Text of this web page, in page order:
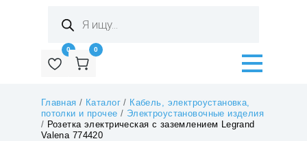
товаров
0 0
Главная / Каталог/ Кабель, электроустановка,
потолки и прочее / Электроустановочные изделия
/ Розетка электрическая с заземлением Legrand
Valena 774420